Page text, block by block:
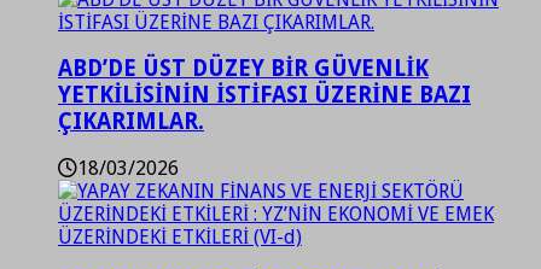
ABD’DE ÜST DÜZEY BİR GÜVENLİK
YETKİLİSİNİN İSTİFASI ÜZERİNE BAZI
ÇIKARIMLAR.
18/03/2026